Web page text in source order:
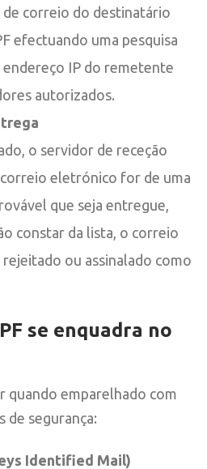
correio do destinatário
efectuando uma pesquisa
endereço IP do remetente
autorizados.
o servidor de receção
eletrónico for de uma
que seja entregue,
constar da lista, o correio
ou assinalado como
se enquadra no
quando emparelhado com
segurança:
Identified Mail)